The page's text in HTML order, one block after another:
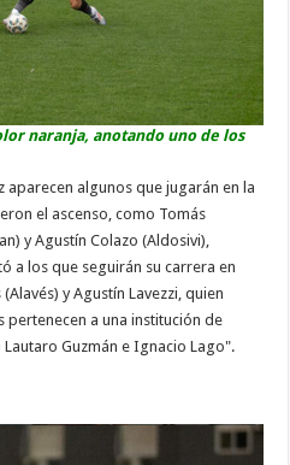
naranja, anotando uno de los
aparecen algunos que jugarán en la
el ascenso, como Tomás
y Agustín Colazo (Aldosivi),
a los que seguirán su carrera en
y Agustín Lavezzi, quien
pertenecen a una institución de
Guzmán e Ignacio Lago".